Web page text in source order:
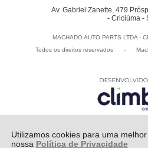
Utilizamos cookies para uma
nossa Política de Privacidade
Av. Gabriel Zanette, 479
- Criciúma -
MACHADO AUTO PARTS LTDA -
Todos os direitos reservados
-